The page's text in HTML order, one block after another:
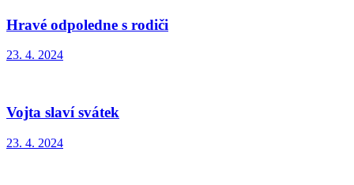
Hravé odpoledne s rodiči
23. 4. 2024
Vojta slaví svátek
23. 4. 2024